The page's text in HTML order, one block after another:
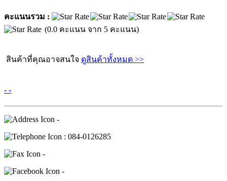
คะแนนรวม :
(0.0 คะแนน จาก 5 คะแนน)
สินค้าที่คุณอาจสนใจ ดูสินค้าทั้งหมด >>
- -
-
: 084-0126285
-
-